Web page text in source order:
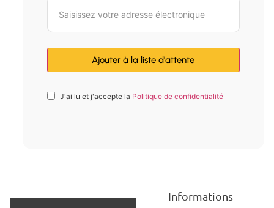
J'ai lu et j'accepte la Politique de confidentialité
Informations